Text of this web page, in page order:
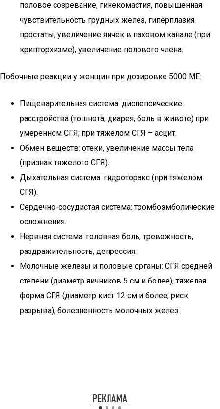
половое созревание, гинекомастия, повышенная
чувствительность грудных желез, гиперплазия
простаты, увеличение яичек в паховом канале (при
крипторхизме), увеличение полового члена.
Побочные реакции у женщин при дозировке 5000 МЕ:
Пищеварительная система: диспепсические
расстройства (тошнота, диарея, боль в животе) при
умеренном СГЯ; при тяжелом СГЯ – асцит.
Обмен веществ: отеки, увеличение массы тела
(признак тяжелого СГЯ).
Дыхательная система: гидроторакс (при тяжелом
СГЯ).
Сердечно-сосудистая система: тромбоэмболические
осложнения.
Нервная система: головная боль, тревожность,
раздражительность, депрессия.
Молочные железы и половые органы: СГЯ средней
степени (диаметр яичников 5 см и более), тяжелая
форма СГЯ (диаметр кист 12 см и более, риск
разрыва), болезненность молочных желез.